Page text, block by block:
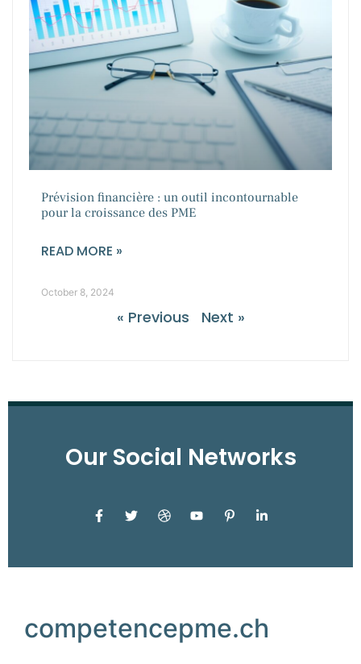
Prévision financière : un outil incontournable
pour la croissance des PME
READ MORE »
October 8, 2024
« Previous Next »
Our Social Networks
competencepme.ch